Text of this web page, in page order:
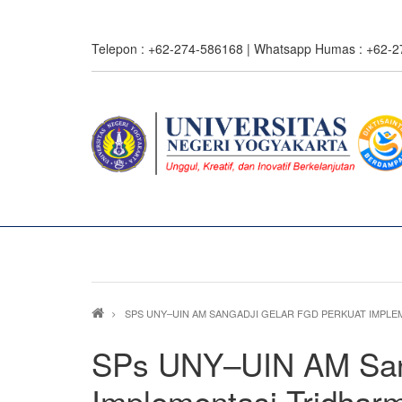
Telepon : +62-274-586168 | Whatsapp Humas : +62-
Breadcrumb
SPS UNY–UIN AM SANGADJI GELAR FGD PERKUAT
SPs UNY–UIN AM
0%